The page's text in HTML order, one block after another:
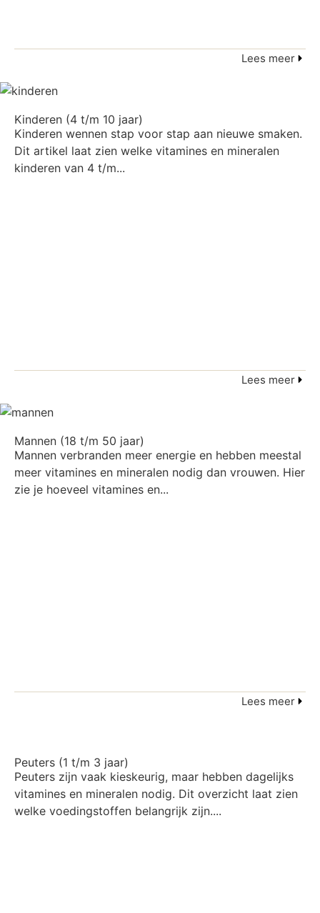
Lees meer
Kinderen (4 t/m 10 jaar)
Kinderen wennen stap voor stap aan nieuwe smaken.
Dit artikel laat zien welke vitamines en mineralen
kinderen van 4 t/m...
Lees meer
Mannen (18 t/m 50 jaar)
Mannen verbranden meer energie en hebben meestal
meer vitamines en mineralen nodig dan vrouwen. Hier
zie je hoeveel vitamines en...
Lees meer
Peuters (1 t/m 3 jaar)
Peuters zijn vaak kieskeurig, maar hebben dagelijks
vitamines en mineralen nodig. Dit overzicht laat zien
welke voedingstoffen belangrijk zijn....